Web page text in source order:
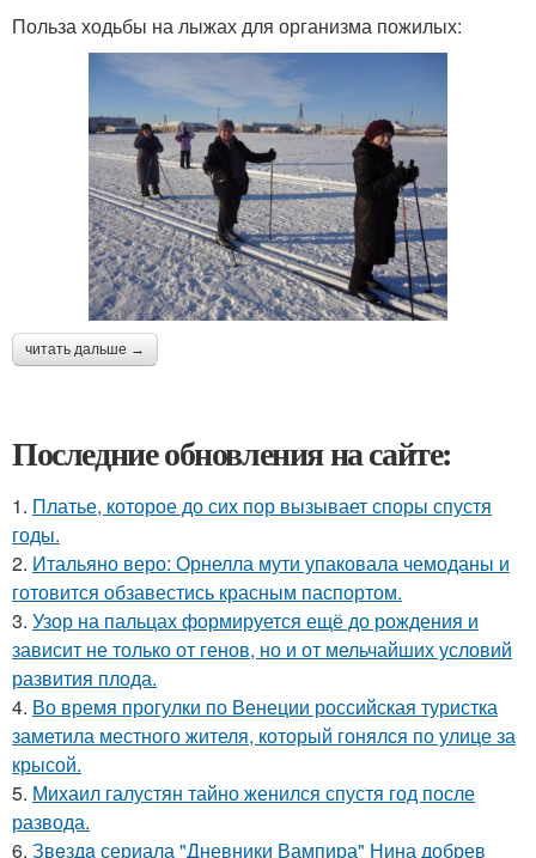
Польза ходьбы на лыжах для организма пожилых:
читать дальше →
Последние обновления на сайте:
1. Платье, которое до сих пор вызывает споры спустя
годы.
2. Итальяно веро: Орнелла мути упаковала чемоданы и
готовится обзавестись красным паспортом.
3. Узор на пальцах формируется ещё до рождения и
зависит не только от генов, но и от мельчайших условий
развития плода.
4. Во время прогулки по Венеции российская туристка
заметила местного жителя, который гонялся по улице за
крысой.
5. Михаил галустян тайно женился спустя год после
развода.
6. Звeздa сериала "Дневники Вампира" Нина добрев